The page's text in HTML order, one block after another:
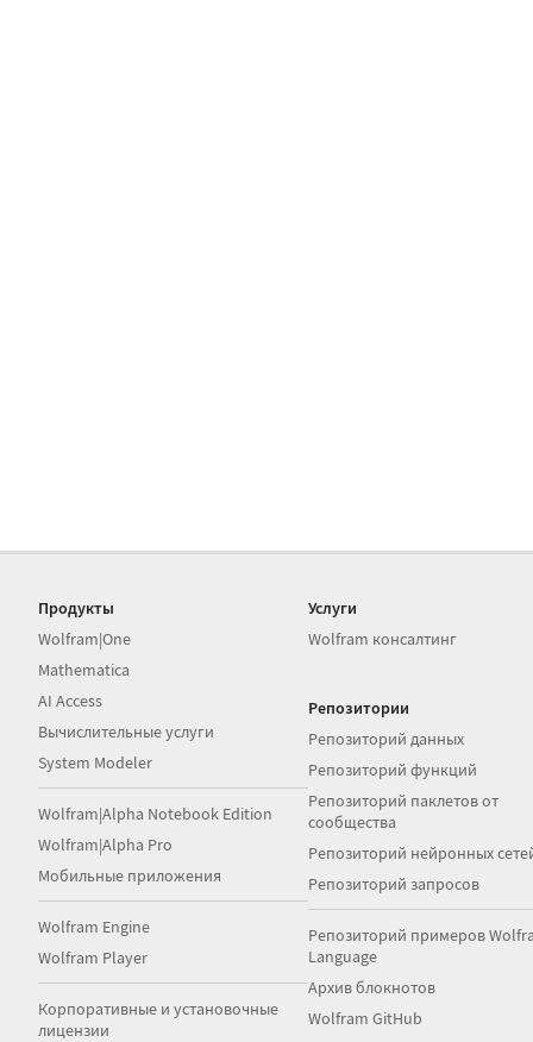
Продукты
Wolfram|One
Mathematica
AI Access
Вычислительные услуги
System Modeler
Wolfram|Alpha Notebook Edition
Wolfram|Alpha Pro
Мобильные приложения
Wolfram Engine
Wolfram Player
Корпоративные и установочные
лицензии
Услуги
Wolfram консалтинг
Репозитории
Репозиторий данных
Репозиторий функций
Репозиторий паклетов от
сообщества
Репозиторий нейронных
Репозиторий запросов
Репозиторий примеров
Language
Архив блокнотов
Wolfram GitHub